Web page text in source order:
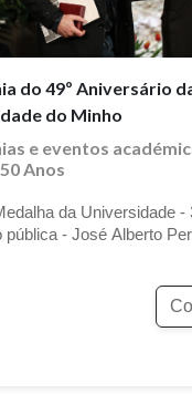
do 49º Aniversário
do Minho
e eventos
Anos
da Universidade -
pública - José Alberto